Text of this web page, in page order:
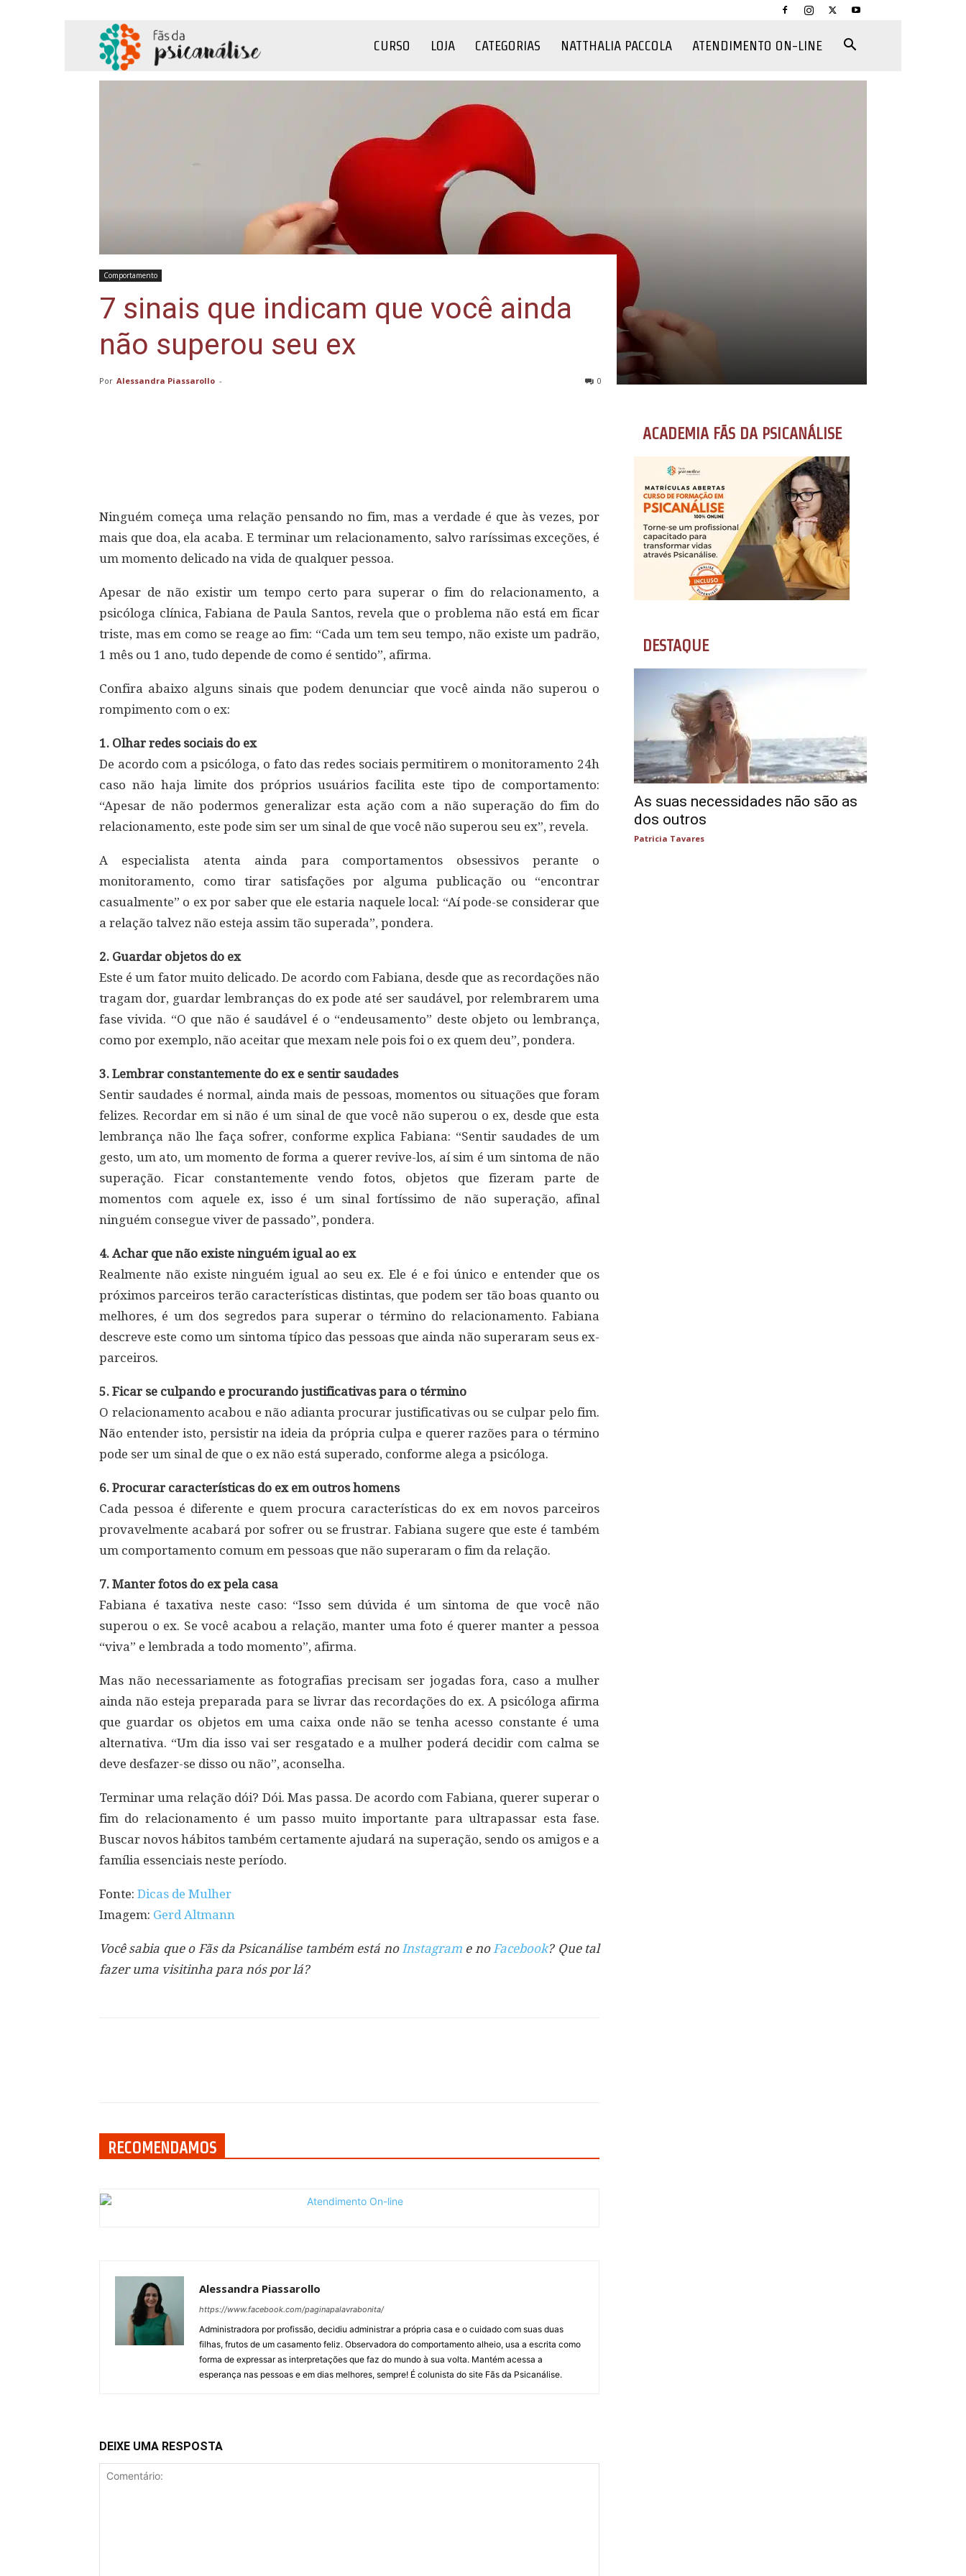
CURSO LOJA CATEGORIAS NATTHALIA PACCOLA ATENDIMENTO ON-LINE
Comportamento
7 sinais que indicam que você ainda
não superou seu ex
Por Alessandra Piassarollo - 0
Ninguém começa uma relação pensando no fim, mas a verdade é que às vezes, por
mais que doa, ela acaba. E terminar um relacionamento, salvo raríssimas exceções, é
um momento delicado na vida de qualquer pessoa.
Apesar de não existir um tempo certo para superar o fim do relacionamento, a
psicóloga clínica, Fabiana de Paula Santos, revela que o problema não está em ficar
triste, mas em como se reage ao fim: “Cada um tem seu tempo, não existe um padrão,
1 mês ou 1 ano, tudo depende de como é sentido”, afirma.
Confira abaixo alguns sinais que podem denunciar que você ainda não superou o
rompimento com o ex:
1. Olhar redes sociais do ex
De acordo com a psicóloga, o fato das redes sociais permitirem o monitoramento 24h
caso não haja limite dos próprios usuários facilita este tipo de comportamento:
“Apesar de não podermos generalizar esta ação com a não superação do fim do
relacionamento, este pode sim ser um sinal de que você não superou seu ex”, revela.
A especialista atenta ainda para comportamentos obsessivos perante o
monitoramento, como tirar satisfações por alguma publicação ou “encontrar
casualmente” o ex por saber que ele estaria naquele local: “Aí pode-se considerar que
a relação talvez não esteja assim tão superada”, pondera.
2. Guardar objetos do ex
Este é um fator muito delicado. De acordo com Fabiana, desde que as recordações não
tragam dor, guardar lembranças do ex pode até ser saudável, por relembrarem uma
fase vivida. “O que não é saudável é o “endeusamento” deste objeto ou lembrança,
como por exemplo, não aceitar que mexam nele pois foi o ex quem deu”, pondera.
3. Lembrar constantemente do ex e sentir saudades
Sentir saudades é normal, ainda mais de pessoas, momentos ou situações que foram
felizes. Recordar em si não é um sinal de que você não superou o ex, desde que esta
lembrança não lhe faça sofrer, conforme explica Fabiana: “Sentir saudades de um
gesto, um ato, um momento de forma a querer revive-los, aí sim é um sintoma de não
superação. Ficar constantemente vendo fotos, objetos que fizeram parte de
momentos com aquele ex, isso é um sinal fortíssimo de não superação, afinal
ninguém consegue viver de passado”, pondera.
4. Achar que não existe ninguém igual ao ex
Realmente não existe ninguém igual ao seu ex. Ele é e foi único e entender que os
próximos parceiros terão características distintas, que podem ser tão boas quanto ou
melhores, é um dos segredos para superar o término do relacionamento. Fabiana
descreve este como um sintoma típico das pessoas que ainda não superaram seus ex-
parceiros.
5. Ficar se culpando e procurando justificativas para o término
O relacionamento acabou e não adianta procurar justificativas ou se culpar pelo fim.
Não entender isto, persistir na ideia da própria culpa e querer razões para o término
pode ser um sinal de que o ex não está superado, conforme alega a psicóloga.
6. Procurar características do ex em outros homens
Cada pessoa é diferente e quem procura características do ex em novos parceiros
provavelmente acabará por sofrer ou se frustrar. Fabiana sugere que este é também
um comportamento comum em pessoas que não superaram o fim da relação.
7. Manter fotos do ex pela casa
Fabiana é taxativa neste caso: “Isso sem dúvida é um sintoma de que você não
superou o ex. Se você acabou a relação, manter uma foto é querer manter a pessoa
“viva” e lembrada a todo momento”, afirma.
Mas não necessariamente as fotografias precisam ser jogadas fora, caso a mulher
ainda não esteja preparada para se livrar das recordações do ex. A psicóloga afirma
que guardar os objetos em uma caixa onde não se tenha acesso constante é uma
alternativa. “Um dia isso vai ser resgatado e a mulher poderá decidir com calma se
deve desfazer-se disso ou não”, aconselha.
Terminar uma relação dói? Dói. Mas passa. De acordo com Fabiana, querer superar o
fim do relacionamento é um passo muito importante para ultrapassar esta fase.
Buscar novos hábitos também certamente ajudará na superação, sendo os amigos e a
família essenciais neste período.
Fonte: Dicas de Mulher
Imagem: Gerd Altmann
Você sabia que o Fãs da Psicanálise também está noInstagram e noFacebook? Que tal
fazer uma visitinha para nós por lá?
RECOMENDAMOS
Alessandra Piassarollo
https://www.facebook.com/paginapalavrabonita/
Administradora por profissão, decidiu administrar a própria casa e o cuidado com suas duas
filhas, frutos de um casamento feliz. Observadora do comportamento alheio, usa a escrita como
forma de expressar as interpretações que faz do mundo à sua volta. Mantém acessa a
esperança nas pessoas e em dias melhores, sempre! É colunista do site Fãs da Psicanálise.
DEIXE UMA RESPOSTA
ACADEMIA FÃS DA PSICANÁLISE
DESTAQUE
As suas necessidades não são as
dos outros
Patricia Tavares